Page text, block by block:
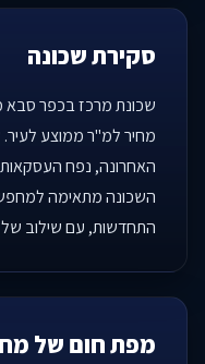
סקירת שכונה
שכונת מרכז בכפר סבא
מחיר למ"ר ממוצע לעיר.
האחרונה, נפח
השכונה מתאימה
התחדשות, עם שילוב
מפת חום של